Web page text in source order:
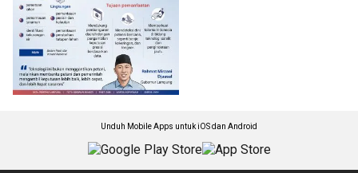
Unduh Mobile Apps untuk iOS dan Android